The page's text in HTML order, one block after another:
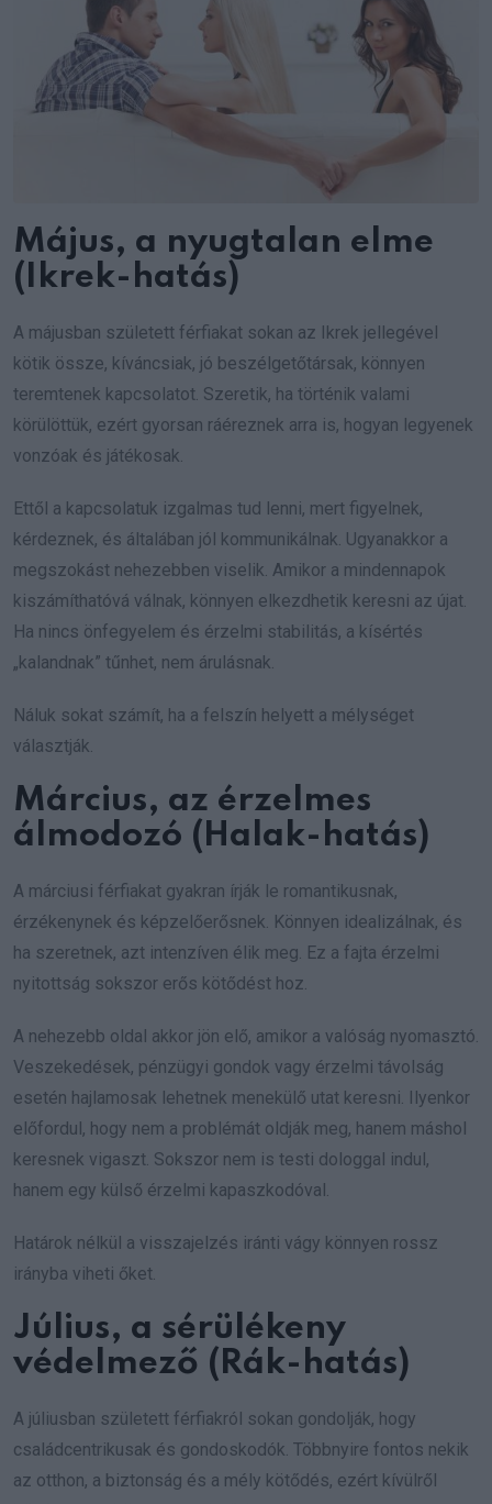
Május, a nyugtalan elme
(Ikrek-hatás)
A májusban született férfiakat sokan az Ikrek jellegével
kötik össze, kíváncsiak, jó beszélgetőtársak, könnyen
teremtenek kapcsolatot. Szeretik, ha történik valami
körülöttük, ezért gyorsan ráéreznek arra is, hogyan legyenek
vonzóak és játékosak.
Ettől a kapcsolatuk izgalmas tud lenni, mert figyelnek,
kérdeznek, és általában jól kommunikálnak. Ugyanakkor a
megszokást nehezebben viselik. Amikor a mindennapok
kiszámíthatóvá válnak, könnyen elkezdhetik keresni az újat.
Ha nincs önfegyelem és érzelmi stabilitás, a kísértés
„kalandnak” tűnhet, nem árulásnak.
Náluk sokat számít, ha a felszín helyett a mélységet
választják.
Március, az érzelmes
álmodozó (Halak-hatás)
A márciusi férfiakat gyakran írják le romantikusnak,
érzékenynek és képzelőerősnek. Könnyen idealizálnak, és
ha szeretnek, azt intenzíven élik meg. Ez a fajta érzelmi
nyitottság sokszor erős kötődést hoz.
A nehezebb oldal akkor jön elő, amikor a valóság nyomasztó.
Veszekedések, pénzügyi gondok vagy érzelmi távolság
esetén hajlamosak lehetnek menekülő utat keresni. Ilyenkor
előfordul, hogy nem a problémát oldják meg, hanem máshol
keresnek vigaszt. Sokszor nem is testi dologgal indul,
hanem egy külső érzelmi kapaszkodóval.
Határok nélkül a visszajelzés iránti vágy könnyen rossz
irányba viheti őket.
Július, a sérülékeny
védelmező (Rák-hatás)
A júliusban született férfiakról sokan gondolják, hogy
családcentrikusak és gondoskodók. Többnyire fontos nekik
az otthon, a biztonság és a mély kötődés, ezért kívülről